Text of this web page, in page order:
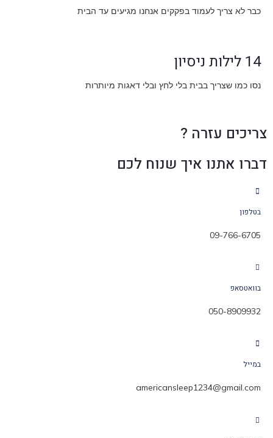
כבר לא צריך לעמוד בפקקים אנחנו מגיעים עד הבית
14 לילות ניסיון
נסו כמו שצריך בבית בלי לחץ ובלי דאגות מיותרות
צריכים עזרה ?
דברו אתנו איך שנוח לכם
בטלפון
09-766-6705
בוואטסאפ
050-8909932
במייל
americansleep1234@gmail.com